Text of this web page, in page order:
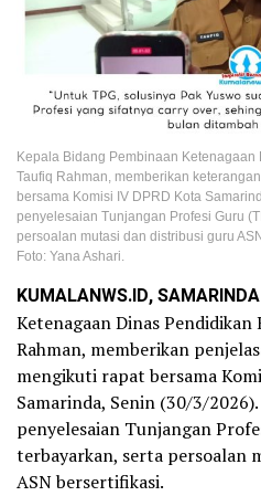
Kepala Bidang Pembinaan
Taufiq Rahman, memberikan
bersama Komisi IV DPRD Kota
penyelesaian Tunjangan Profesi Guru
persoalan mutasi dan distribusi guru
Foto: Yana Ashari.
KUMALANWS.ID, SAMARINDA
Ketenagaan Dinas
Rahman, memberikan
mengikuti rapat bersama
Samarinda, Senin (30/3/
penyelesaian Tunjangan
terbayarkan, serta persoalan
ASN bersertifikasi.